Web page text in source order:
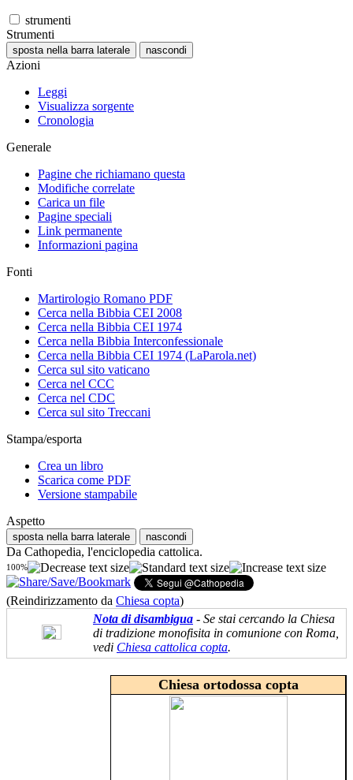
strumenti
Strumenti
sposta nella barra laterale nascondi
Azioni
Leggi
Visualizza sorgente
Cronologia
Generale
Pagine che richiamano questa
Modifiche correlate
Carica un file
Pagine speciali
Link permanente
Informazioni pagina
Fonti
Martirologio Romano PDF
Cerca nella Bibbia CEI 2008
Cerca nella Bibbia CEI 1974
Cerca nella Bibbia Interconfessionale
Cerca nella Bibbia CEI 1974 (LaParola.net)
Cerca sul sito vaticano
Cerca nel CCC
Cerca nel CDC
Cerca sul sito Treccani
Stampa/esporta
Crea un libro
Scarica come PDF
Versione stampabile
Aspetto
sposta nella barra laterale nascondi
Da Cathopedia, l'enciclopedia cattolica.
100%
(Reindirizzamento da Chiesa copta)
Nota di disambigua - Se stai cercando la Chiesa
di tradizione monofisita in comunione con Roma,
vedi Chiesa cattolica copta.
Chiesa ortodossa copta